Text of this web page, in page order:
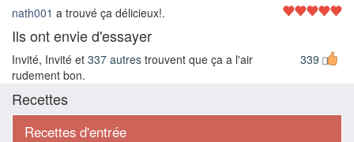
nath001 a trouvé ça délicieux!.
Ils ont envie d'essayer
339
Invité, Invité et 337 autres trouvent que ça a l'air
rudement bon.
Recettes
Recettes d'entrée